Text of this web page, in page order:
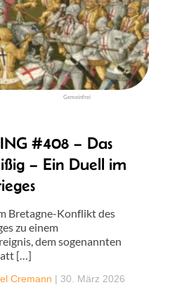
Gemeinfrei
#408 – Das
– Ein Duell im
Bretagne-Konflikt des
zu einem
dem sogenannten
[…]
Cremann | 30. März 2026